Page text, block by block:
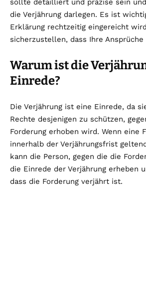
sollte detailliert und präzise sein
die Verjährung darlegen. Es ist
Erklärung rechtzeitig eingereicht
sicherzustellen, dass Ihre
Warum ist die
Einrede?
Die Verjährung ist eine Einrede, da
Rechte desjenigen zu schützen,
Forderung erhoben wird. Wenn eine
innerhalb der Verjährungsfrist
kann die Person, gegen die die
die Einrede der Verjährung erheben
dass die Forderung verjährt ist.